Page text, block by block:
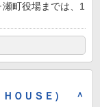
町役場までは、1
ＨＯＵＳＥ） ＾